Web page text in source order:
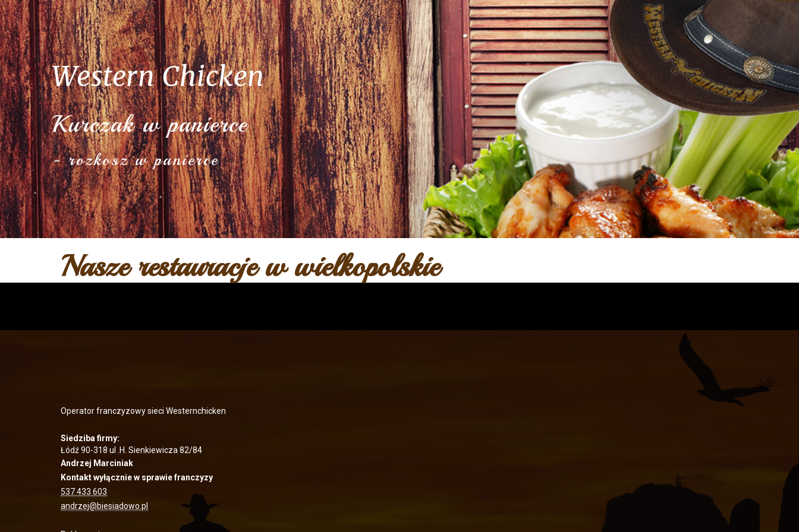
Western Chicken
Kurczak w panierce
- rozkosz w panierce
Nasze restauracje w wielkopolskie
Operator franczyzowy sieci Westernchicken
Siedziba firmy:
Łódź 90-318 ul .H. Sienkiewicza 82/84
Andrzej Marciniak
Kontakt wyłącznie w sprawie franczyzy
537 433 603
andrzej@biesiadowo.pl